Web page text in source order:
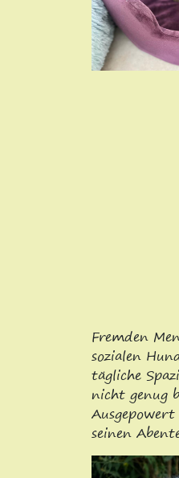
Fremden
sozialen
tägliche
nicht genug
seinen